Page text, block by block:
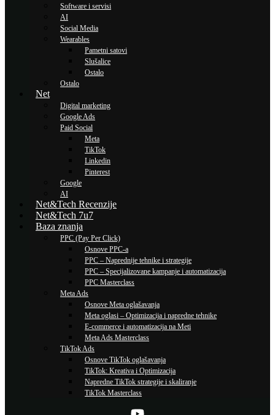
Software i servisi
AI
Social Media
Wearables
Pametni satovi
Slušalice
Ostalo
Ostalo
Net
Digital marketing
Google Ads
Paid Social
Meta
TikTok
Linkedin
Pinterest
Google
AI
Net&Tech Recenzije
Net&Tech 7u7
Baza znanja
PPC (Pay Per Click)
Osnove PPC-a
PPC – Naprednije tehnike i strategije
PPC – Specijalizovane kampanje i automatizacija
PPC Masterclass
Meta Ads
Osnove Meta oglašavanja
Meta oglasi – Optimizacija i napredne tehnike
E-commerce i automatizacija na Meti
Meta Ads Masterclass
TikTok Ads
Osnove TikTok oglašavanja
TikTok: Kreativa i Optimizacija
Napredne TikTok strategije i skaliranje
TikTok Masterclass